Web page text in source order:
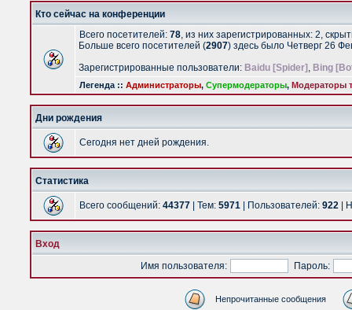
Кто сейчас на конференции
Всего посетителей: 78, из них зарегистрированных: 2,
Больше всего посетителей (2907) здесь было Четверг 26
Зарегистрированные пользователи: Baidu [Spider] , Bing
Легенда :: Администраторы, Супермодераторы, Модераторы
Дни рождения
Сегодня нет дней рождения.
Статистика
Всего сообщений: 44377 | Тем: 5971 | Пользователей: 922 |
Вход
Имя пользователя:
Пароль:
Непрочитанные сообщения